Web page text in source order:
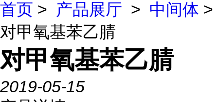
首页 > 产品展厅 > 中间体 >
对甲氧基苯乙腈
对甲氧基苯乙腈
2019-05-15